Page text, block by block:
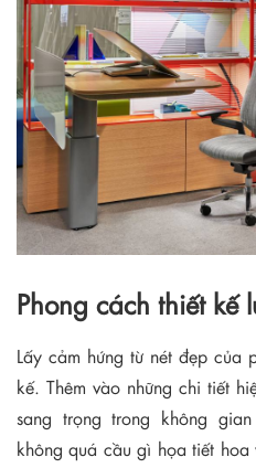
Phong cách thiết kế
Lấy cảm hứng từ nét đẹp của
kế. Thêm vào những chi tiết
sang trọng trong không
không quá cầu gì họa tiết